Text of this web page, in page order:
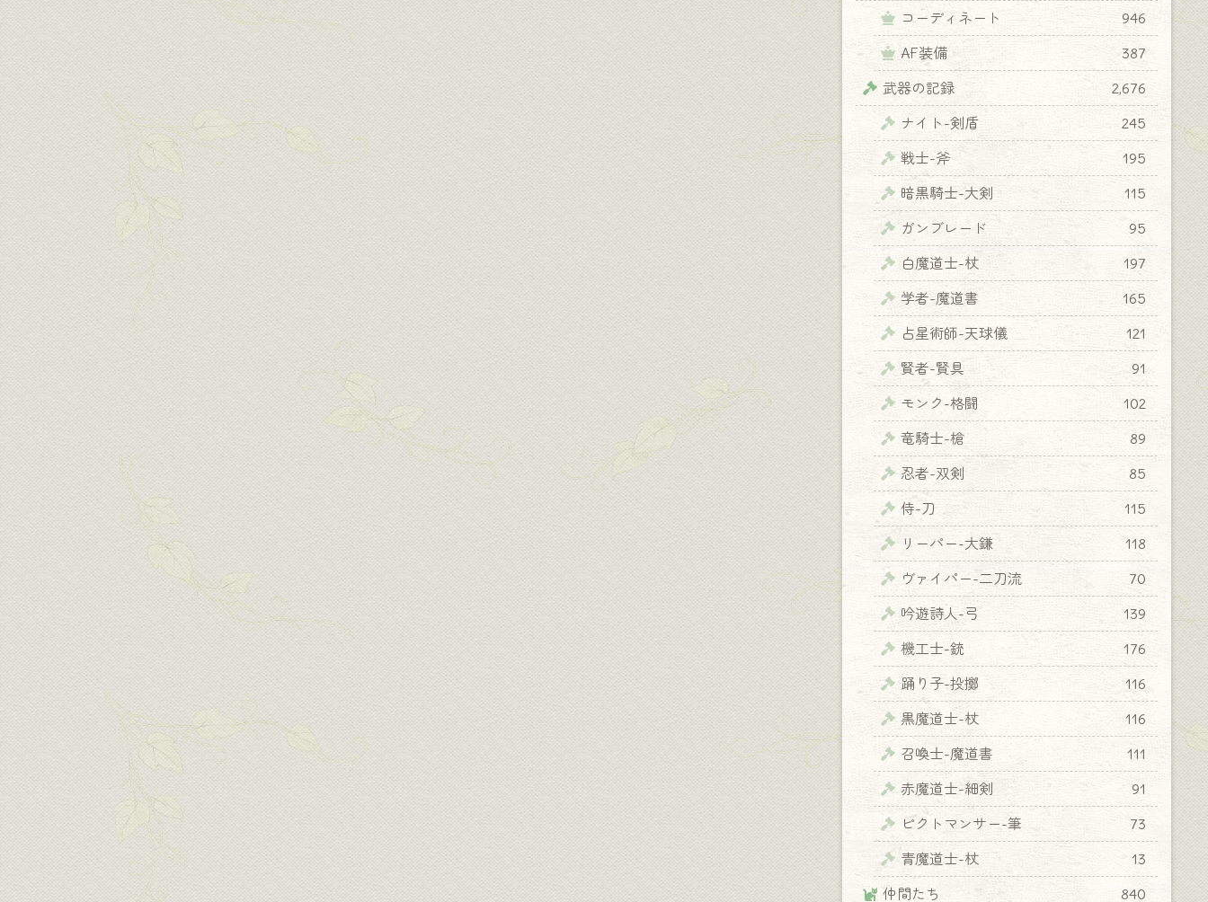
コーディネート
946
AF装備
387
武器の記録
2,676
ナイト-剣盾
245
戦士-斧
195
暗黒騎士-大剣
115
ガンブレード
95
白魔道士-杖
197
学者-魔道書
165
占星術師-天球儀
121
賢者-賢具
91
モンク-格闘
102
竜騎士-槍
89
忍者-双剣
85
侍-刀
115
リーパー-大鎌
118
ヴァイパー-二刀流
70
吟遊詩人-弓
139
機工士-銃
176
踊り子-投擲
116
黒魔道士-杖
116
召喚士-魔道書
111
赤魔道士-細剣
91
ピクトマンサー-筆
73
青魔道士-杖
13
仲間たち
840